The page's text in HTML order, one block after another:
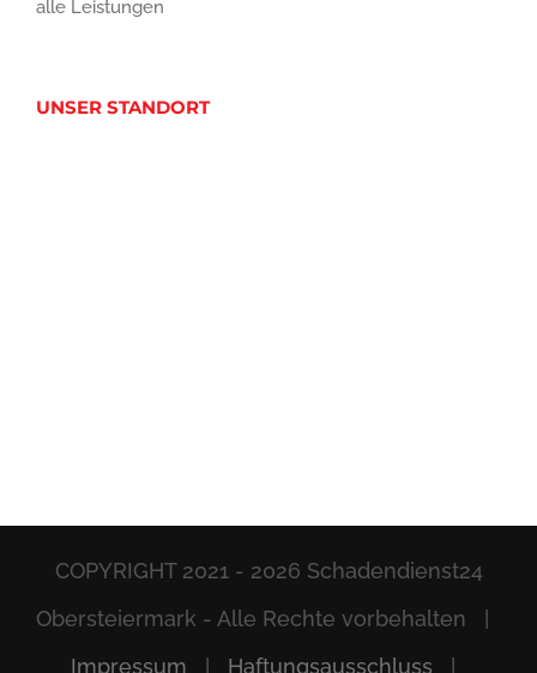
alle Leistungen
UNSER STANDORT
COPYRIGHT 2021 - 2026 Schadendienst24
Obersteiermark - Alle Rechte vorbehalten |
Impressum
Haftungsausschluss